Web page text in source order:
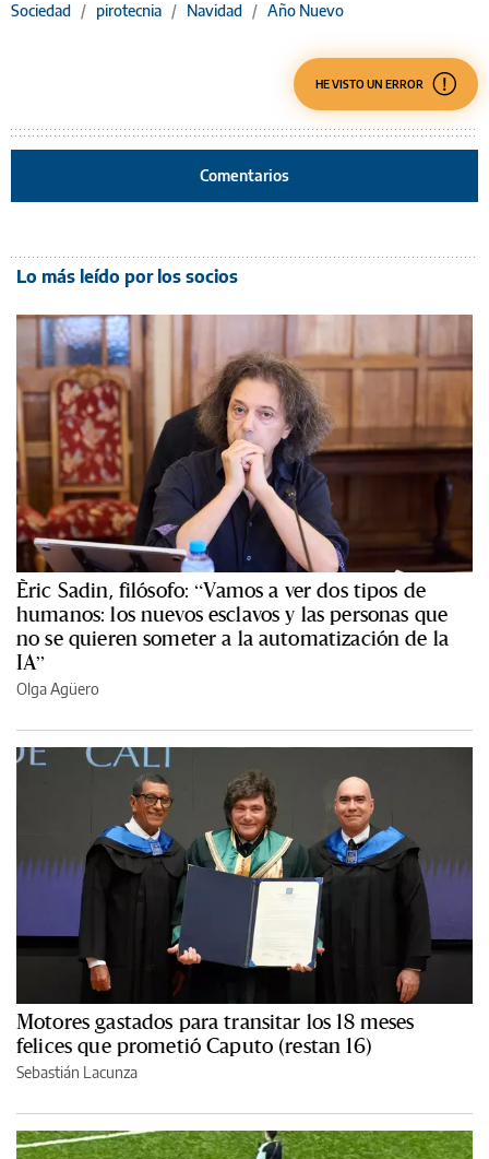
Sociedad / pirotecnia / Navidad / Año Nuevo
HE VISTO UN ERROR
Comentarios
Lo más leído por los socios
Èric Sadin, filósofo: “Vamos a ver dos tipos de
humanos: los nuevos esclavos y las personas que
no se quieren someter a la automatización de la
IA”
Olga Agüero
Motores gastados para transitar los 18 meses
felices que prometió Caputo (restan 16)
Sebastián Lacunza